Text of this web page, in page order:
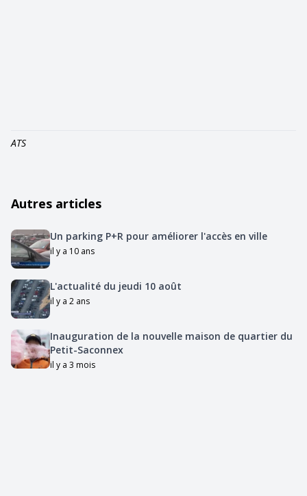
ATS
Autres articles
Un parking P+R pour améliorer l'accès en ville
il y a 10 ans
L'actualité du jeudi 10 août
il y a 2 ans
Inauguration de la nouvelle maison de quartier du
Petit-Saconnex
il y a 3 mois